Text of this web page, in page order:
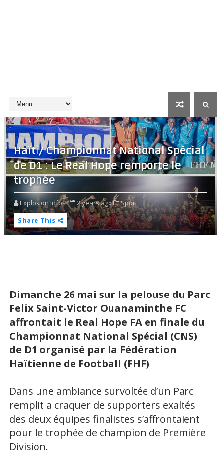
Haïti/ Championnat National Spécial
de D1 : Le Real Hope remporte le
trophée
Explosion Infos 2 years ago
Sport,
Share This
Dimanche 26 mai sur la pelouse du Parc
Felix Saint-Victor Ouanaminthe FC
affrontait le Real Hope FA en finale du
Championnat National Spécial (CNS)
de D1 organisé par la Fédération
Haïtienne de Football (FHF)
Dans une ambiance survoltée d’un Parc
remplit a craquer de supporters exaltés
des deux équipes finalistes s’affrontaient
pour le trophée de champion de Première
Division.